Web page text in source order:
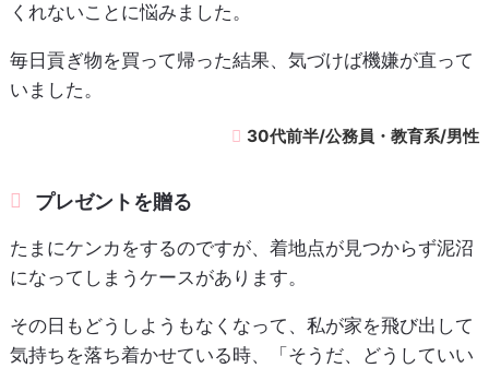
くれないことに悩みました。
毎日貢ぎ物を買って帰った結果、気づけば機嫌が直って
いました。
30代前半/公務員・教育系/男性
プレゼントを贈る
たまにケンカをするのですが、着地点が見つからず泥沼
になってしまうケースがあります。
その日もどうしようもなくなって、私が家を飛び出して
気持ちを落ち着かせている時、「そうだ、どうしていい